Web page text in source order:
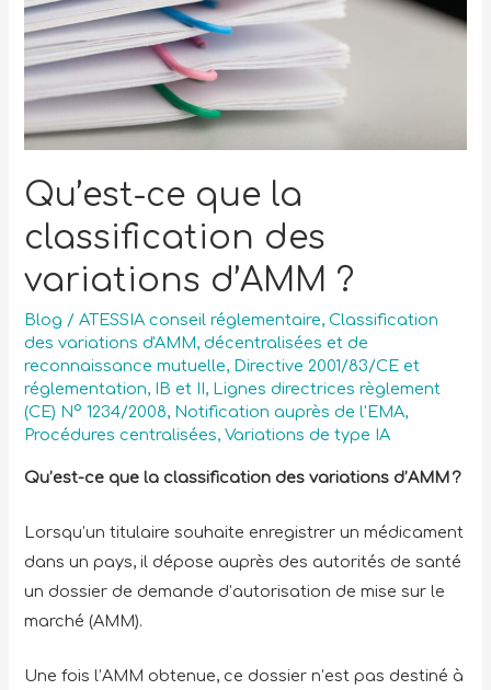
Qu’est-ce que la
classification des
variations d’AMM ?
Blog /ATESSIA conseil réglementaire,Classification
des variations d'AMM, décentralisées et de
reconnaissance mutuelle, Directive 2001/83/CE et
réglementation, IB et II, Lignes directrices règlement
(CE) N° 1234/2008, Notification auprès de l'EMA,
Procédures centralisées,Variations de type IA
Qu’est-ce que la classification des variations d’AMM ?
Lorsqu’un titulaire souhaite enregistrer un médicament
dans un pays, il dépose auprès des autorités de santé
un dossier de demande d’autorisation de mise sur le
marché (AMM).
Une fois l’AMM obtenue, ce dossier n’est pas destiné à